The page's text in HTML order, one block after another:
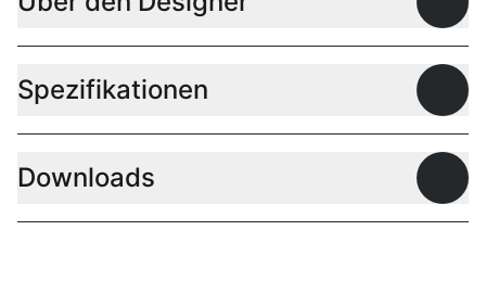
Spezifikationen
Downloads